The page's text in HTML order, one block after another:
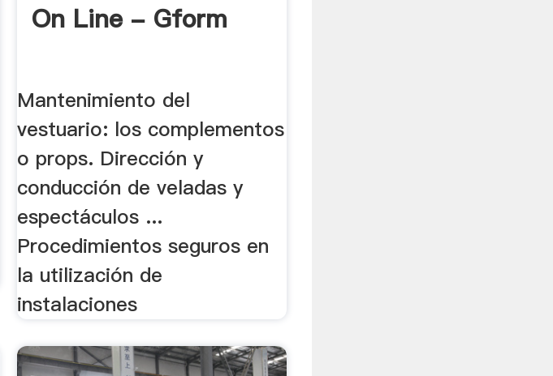
On Line - Gform
Mantenimiento del
vestuario: los complementos
o props. Dirección y
conducción de veladas y
espectáculos ...
Procedimientos seguros en
la utilización de
instalaciones